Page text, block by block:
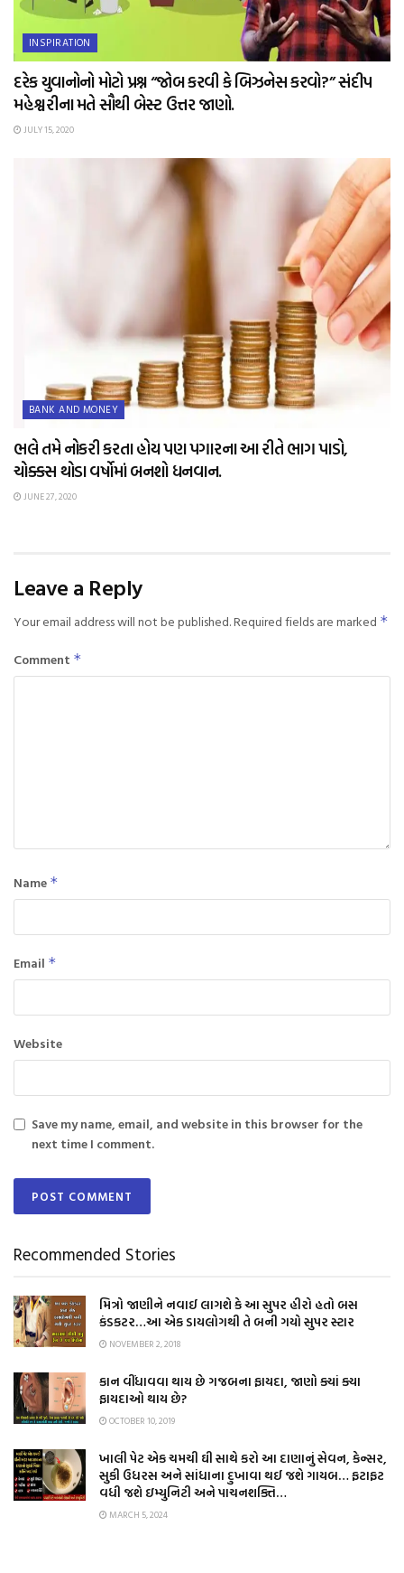
INSPIRATION
દરેક યુવાનોનો મોટો પ્રશ્ન “જોબ કરવી કે બિઝનેસ કરવો?” સંદીપ
મહેશ્વરીના મતે સૌથી બેસ્ટ ઉત્તર જાણો.
JULY 15, 2020
BANK AND MONEY
ભલે તમે નોકરી કરતા હોય પણ પગારના આ રીતે ભાગ પાડો,
ચોક્કસ થોડા વર્ષોમાં બનશો ધનવાન.
JUNE 27, 2020
Leave a Reply
Your email address will not be published.Required fields are marked *
Comment *
Name *
Email *
Website
Save my name, email, and website in this browser for the
next time I comment.
Recommended Stories
મિત્રો જાણીને નવાઈ લાગશે કે આ સુપર હીરો હતો બસ
કંડકટર…આ એક ડાયલોગથી તે બની ગયો સુપર સ્ટાર
NOVEMBER 2, 2018
કાન વીંધાવવા થાય છે ગજબના ફાયદા, જાણો ક્યાં ક્યા
ફાયદાઓ થાય છે?
OCTOBER 10, 2019
ખાલી પેટ એક ચમચી ઘી સાથે કરો આ દાણાનું સેવન, કેન્સર,
સુકી ઉધરસ અને સાંધાના દુખાવા થઈ જશે ગાયબ… ફટાફટ
વધી જશે ઇમ્યુનિટી અને પાચનશક્તિ…
MARCH 5, 2024